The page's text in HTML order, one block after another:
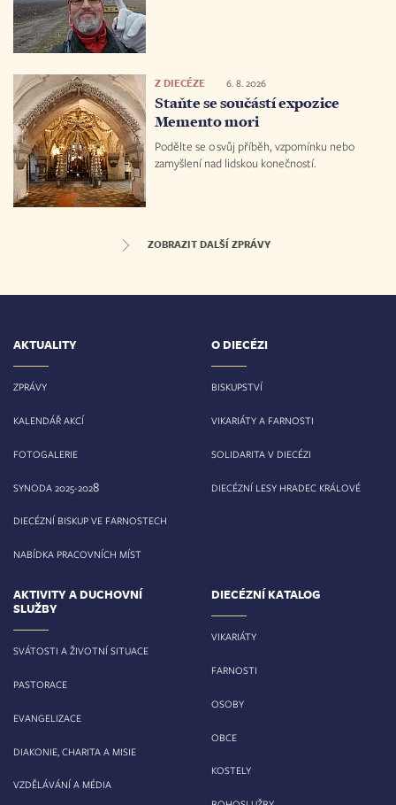
Z DIECÉZE 6. 8. 2026
Staňte se součástí expozice
Memento mori
Podělte se o svůj příběh, vzpomínku nebo
zamyšlení nad lidskou konečností.
ZOBRAZIT DALŠÍ ZPRÁVY
AKTUALITY
ZPRÁVY
KALENDÁŘ AKCÍ
FOTOGALERIE
SYNODA 2025-2028
DIECÉZNÍ BISKUP VE FARNOSTECH
NABÍDKA PRACOVNÍCH MÍST
O DIECÉZI
BISKUPSTVÍ
VIKARIÁTY A FARNOSTI
SOLIDARITA V DIECÉZI
DIECÉZNÍ LESY HRADEC KRÁLOVÉ
AKTIVITY A DUCHOVNÍ
SLUŽBY
SVÁTOSTI A ŽIVOTNÍ SITUACE
PASTORACE
EVANGELIZACE
DIAKONIE, CHARITA A MISIE
VZDĚLÁVÁNÍ A MÉDIA
DIECÉZNÍ KATALOG
VIKARIÁTY
FARNOSTI
OSOBY
OBCE
KOSTELY